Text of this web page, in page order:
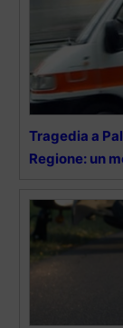
Tragedia a
Regione: un